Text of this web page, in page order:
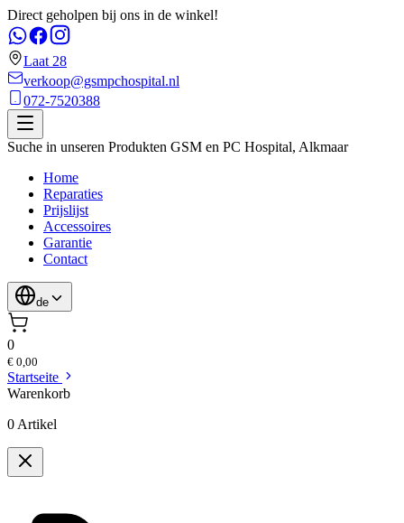
Direct geholpen bij ons in de winkel!
Laat 28
verkoop@gsmpchospital.nl
072-7520388
Suche in unseren Produkten GSM en PC Hospital, Alkmaar
Home
Reparaties
Prijslijst
Accessoires
Garantie
Contact
de
0
€ 0,00
Startseite
Warenkorb
0 Artikel